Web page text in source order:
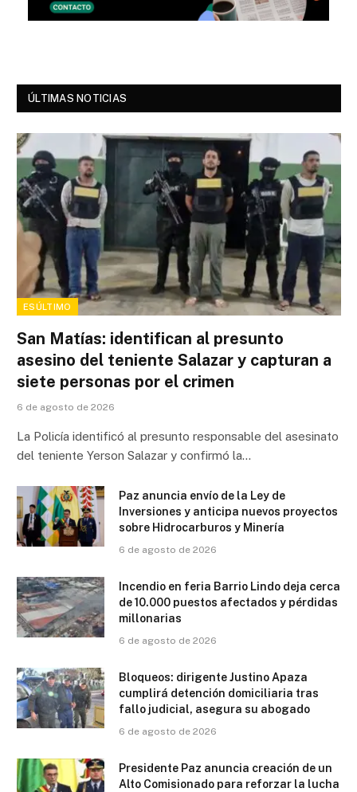
ÚLTIMAS NOTICIAS
ESÚLTIMO
San Matías: identifican al presunto
asesino del teniente Salazar y capturan a
siete personas por el crimen
6 de agosto de 2026
La Policía identificó al presunto responsable del asesinato
del teniente Yerson Salazar y confirmó la…
Paz anuncia envío de la Ley de
Inversiones y anticipa nuevos proyectos
sobre Hidrocarburos y Minería
6 de agosto de 2026
Incendio en feria Barrio Lindo deja cerca
de 10.000 puestos afectados y pérdidas
millonarias
6 de agosto de 2026
Bloqueos: dirigente Justino Apaza
cumplirá detención domiciliaria tras
fallo judicial, asegura su abogado
6 de agosto de 2026
Presidente Paz anuncia creación de un
Alto Comisionado para reforzar la lucha